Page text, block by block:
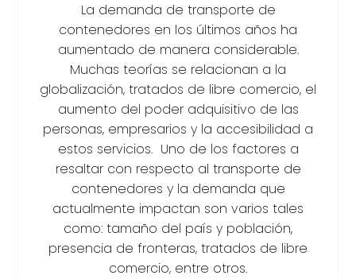
La demanda de transporte de
contenedores en los últimos años ha
aumentado de manera considerable.
Muchas teorías se relacionan a la
globalización, tratados de libre comercio, el
aumento del poder adquisitivo de las
personas, empresarios y la accesibilidad a
estos servicios. Uno de los factores a
resaltar con respecto al transporte de
contenedores y la demanda que
actualmente impactan son varios tales
como: tamaño del país y población,
presencia de fronteras, tratados de libre
comercio, entre otros.